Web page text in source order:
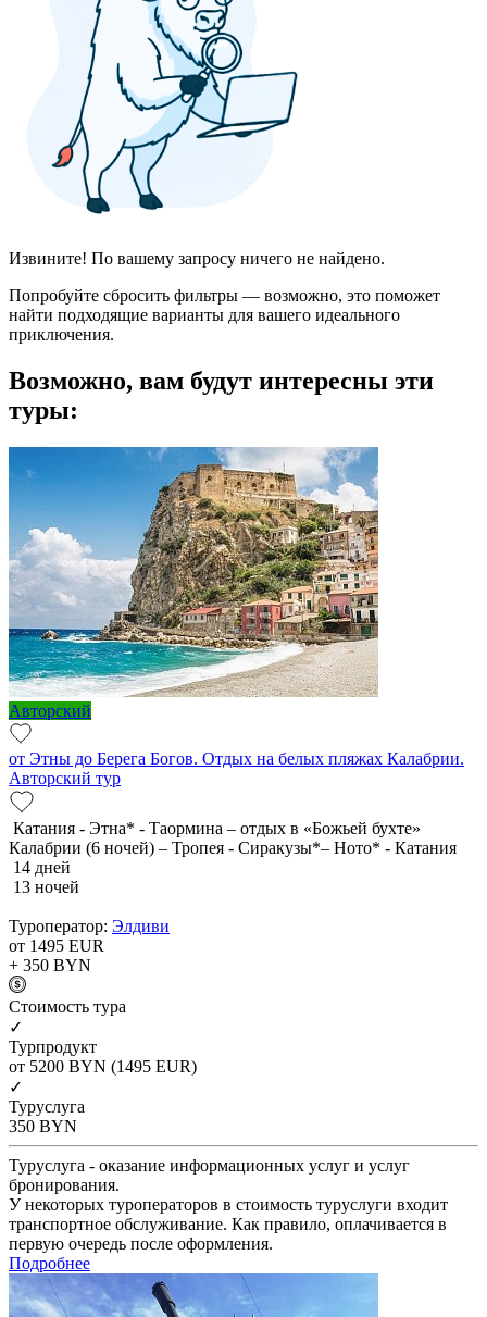
Извините! По вашему запросу ничего не найдено.
Попробуйте сбросить фильтры — возможно, это поможет
найти подходящие варианты для вашего идеального
приключения.
Возможно, вам будут интересны эти
туры:
Авторский
от Этны до Берега Богов. Отдых на белых пляжах Калабрии.
Авторский тур
Катания - Этна* - Таормина – отдых в «Божьей бухте»
Калабрии (6 ночей) – Тропея - Сиракузы*– Ното* - Катания
14 дней
13 ночей
Туроператор: Элдиви
от 1495 EUR
+ 350 BYN
Cтоимость тура
✓
Турпродукт
от 5200 BYN (1495 EUR)
✓
Туруслуга
350 BYN
Туруслуга - оказание информационных услуг и услуг
бронирования.
У некоторых туроператоров в стоимость туруслуги входит
транспортное обслуживание. Как правило, оплачивается в
первую очередь после оформления.
Подробнее